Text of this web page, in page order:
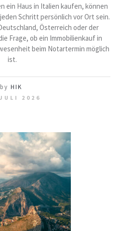
ein Haus in Italien kaufen, können
Schritt persönlich vor Ort sein.
Österreich oder der
Frage, ob ein Immobilienkauf in
beim Notartermin möglich
ist.
by HIK
2026